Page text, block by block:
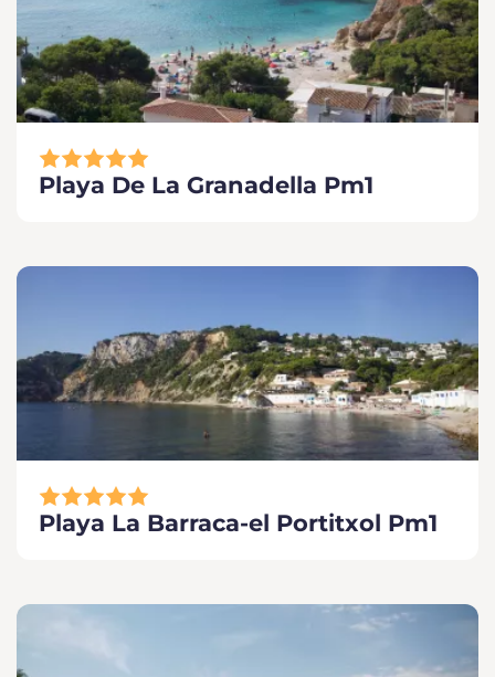
Playa De La Granadella Pm1
Playa La Barraca-el Portitxol Pm1